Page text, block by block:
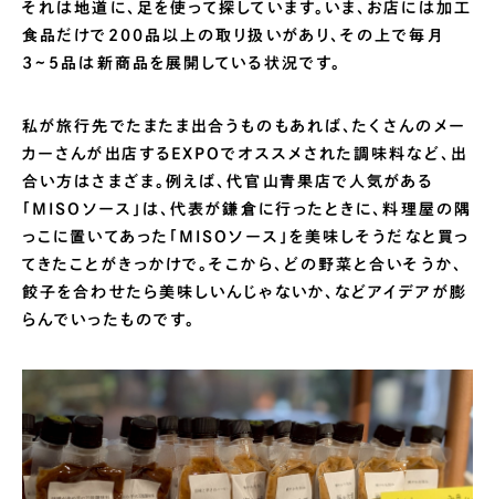
それは地道に、足を使って探しています。いま、お店には加工
食品だけで200品以上の取り扱いがあり、その上で毎月
3~5品は新商品を展開している状況です。
私が旅行先でたまたま出合うものもあれば、たくさんのメー
カーさんが出店するEXPOでオススメされた調味料など、出
合い方はさまざま。例えば、代官山青果店で人気がある
「MISOソース」は、代表が鎌倉に行ったときに、料理屋の隅
っこに置いてあった「MISOソース」を美味しそうだなと買っ
てきたことがきっかけで。そこから、どの野菜と合いそうか、
餃子を合わせたら美味しいんじゃないか、などアイデアが膨
らんでいったものです。